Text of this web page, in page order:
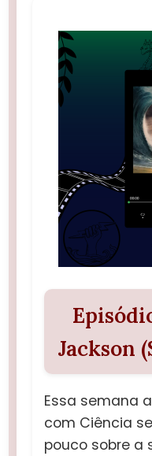
Jackson
Essa semana
com Ciência
pouco sobre a